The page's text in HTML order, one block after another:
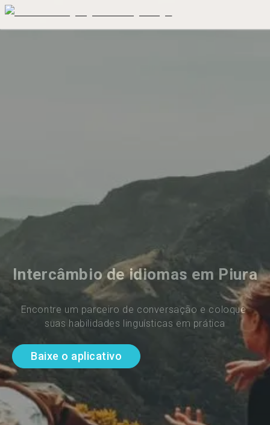
Intercâmbio de idiomas em Piura
Encontre um parceiro de conversação e coloque
suas habilidades linguísticas em prática
Baixe o aplicativo